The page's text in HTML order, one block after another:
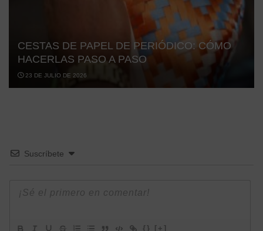
CESTAS DE PAPEL DE PERIÓDICO: CÓMO
HACERLAS PASO A PASO
23 DE JULIO DE 2026
Suscríbete
{} [+]